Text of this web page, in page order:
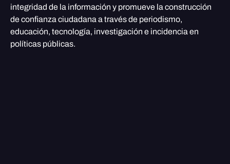
integridad de la información y promueve la construcción
de confianza ciudadana a través de periodismo,
educación, tecnología, investigación e incidencia en
políticas públicas.